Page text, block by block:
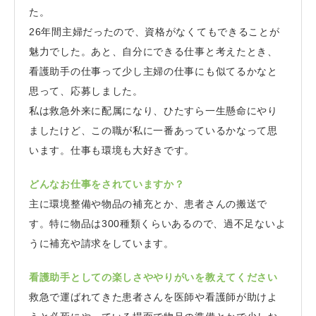
た。
26年間主婦だったので、資格がなくてもできることが
魅力でした。あと、自分にできる仕事と考えたとき、
看護助手の仕事って少し主婦の仕事にも似てるかなと
思って、応募しました。
私は救急外来に配属になり、ひたすら一生懸命にやり
ましたけど、この職が私に一番あっているかなって思
います。仕事も環境も大好きです。
どんなお仕事をされていますか？
主に環境整備や物品の補充とか、患者さんの搬送で
す。特に物品は300種類くらいあるので、過不足ないよ
うに補充や請求をしています。
看護助手としての楽しさややりがいを教えてください
救急で運ばれてきた患者さんを医師や看護師が助けよ